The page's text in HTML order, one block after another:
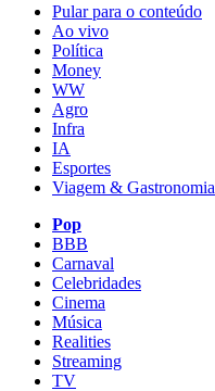
Pular para o conteúdo
Ao vivo
Política
Money
WW
Agro
Infra
IA
Esportes
Viagem & Gastronomia
Pop
BBB
Carnaval
Celebridades
Cinema
Música
Realities
Streaming
TV